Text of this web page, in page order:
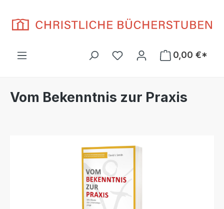
Du hast 0 Produkte auf
0,00 €*
Vom Bekenntnis zur Praxis